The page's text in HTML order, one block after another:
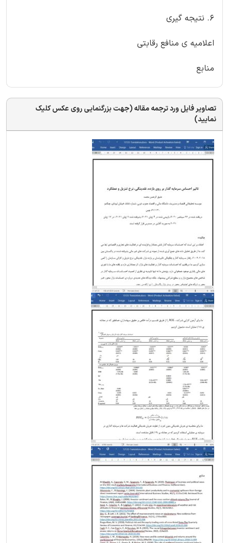
6. نتیجه گیری
اعلامیه ی منافع رقابتی
منابع
تصاویر فایل ورد ترجمه مقاله (جهت بزرگنمایی روی عکس کلیک
نمایید)